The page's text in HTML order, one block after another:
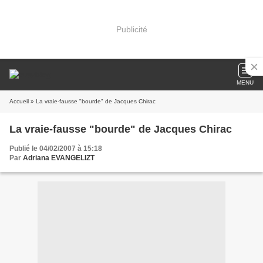
Publicité
MENU
Accueil » La vraie-fausse "bourde" de Jacques Chirac
La vraie-fausse "bourde" de Jacques Chirac
Publié le 04/02/2007 à 15:18
Par Adriana EVANGELIZT